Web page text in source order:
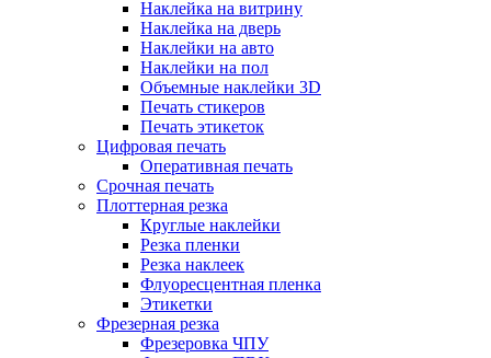
Наклейка на витрину
Наклейка на дверь
Наклейки на авто
Наклейки на пол
Объемные наклейки 3D
Печать стикеров
Печать этикеток
Цифровая печать
Оперативная печать
Срочная печать
Плоттерная резка
Круглые наклейки
Резка пленки
Резка наклеек
Флуоресцентная пленка
Этикетки
Фрезерная резка
Фрезеровка ЧПУ